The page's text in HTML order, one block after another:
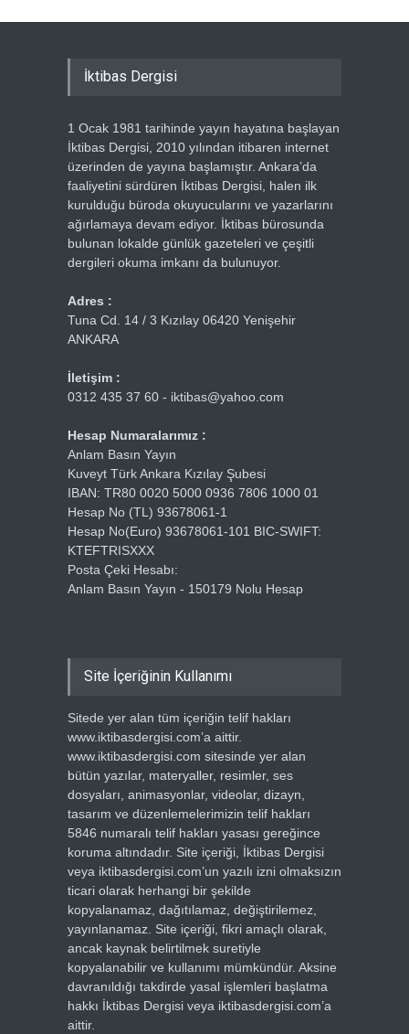
İktibas Dergisi
1 Ocak 1981 tarihinde yayın hayatına başlayan
İktibas Dergisi, 2010 yılından itibaren internet
üzerinden de yayına başlamıştır. Ankara’da
faaliyetini sürdüren İktibas Dergisi, halen ilk
kurulduğu büroda okuyucularını ve yazarlarını
ağırlamaya devam ediyor. İktibas bürosunda
bulunan lokalde günlük gazeteleri ve çeşitli
dergileri okuma imkanı da bulunuyor.
Adres :
Tuna Cd. 14 / 3 Kızılay 06420 Yenişehir
ANKARA
İletişim :
0312 435 37 60 - iktibas@yahoo.com
Hesap Numaralarımız :
Anlam Basın Yayın
Kuveyt Türk Ankara Kızılay Şubesi
IBAN: TR80 0020 5000 0936 7806 1000 01
Hesap No (TL) 93678061-1
Hesap No(Euro) 93678061-101 BIC-SWIFT:
KTEFTRISXXX
Posta Çeki Hesabı:
Anlam Basın Yayın - 150179 Nolu Hesap
Site İçeriğinin Kullanımı
Sitede yer alan tüm içeriğin telif hakları
www.iktibasdergisi.com’a aittir.
www.iktibasdergisi.com sitesinde yer alan
bütün yazılar, materyaller, resimler, ses
dosyaları, animasyonlar, videolar, dizayn,
tasarım ve düzenlemelerimizin telif hakları
5846 numaralı telif hakları yasası gereğince
koruma altındadır. Site içeriği, İktibas Dergisi
veya iktibasdergisi.com’un yazılı izni olmaksızın
ticari olarak herhangi bir şekilde
kopyalanamaz, dağıtılamaz, değiştirilemez,
yayınlanamaz. Site içeriği, fikri amaçlı olarak,
ancak kaynak belirtilmek suretiyle
kopyalanabilir ve kullanımı mümkündür. Aksine
davranıldığı takdirde yasal işlemleri başlatma
hakkı İktibas Dergisi veya iktibasdergisi.com’a
aittir.